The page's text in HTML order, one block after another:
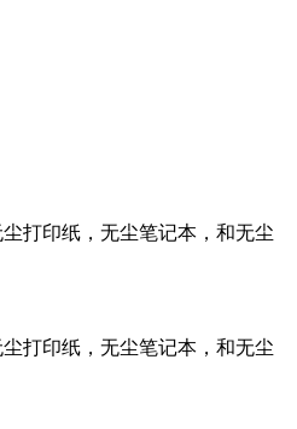
打印纸，无尘笔记本，和无尘
打印纸，无尘笔记本，和无尘